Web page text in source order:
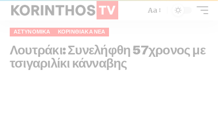
Aa
ΑΣΤΥΝΟΜΙΚΆ ΚΟΡΙΝΘΙΑΚΆ ΝΈΑ
Λουτράκι: Συνελήφθη 57χρονος με
τσιγαριλίκι κάνναβης